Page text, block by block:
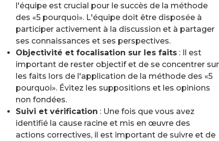
l'équipe est crucial pour le succès de la méthode
des «5 pourquoi». L'équipe doit être disposée à
participer activement à la discussion et à partager
ses connaissances et ses perspectives.
Objectivité et focalisation sur les faits : Il est
important de rester objectif et de se concentrer sur
les faits lors de l'application de la méthode des «5
pourquoi». Évitez les suppositions et les opinions
non fondées.
Suivi et vérification : Une fois que vous avez
identifié la cause racine et mis en œuvre des
actions correctives, il est important de suivre et de